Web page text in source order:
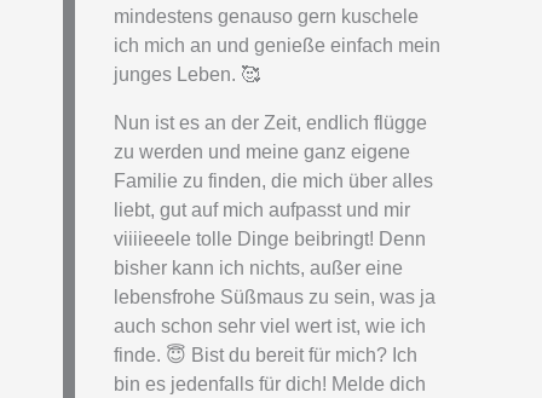
mindestens genauso gern kuschele
ich mich an und genieße einfach mein
junges Leben. 🥰
Nun ist es an der Zeit, endlich flügge
zu werden und meine ganz eigene
Familie zu finden, die mich über alles
liebt, gut auf mich aufpasst und mir
viiiieeele tolle Dinge beibringt! Denn
bisher kann ich nichts, außer eine
lebensfrohe Süßmaus zu sein, was ja
auch schon sehr viel wert ist, wie ich
finde. 😇 Bist du bereit für mich? Ich
bin es jedenfalls für dich! Melde dich